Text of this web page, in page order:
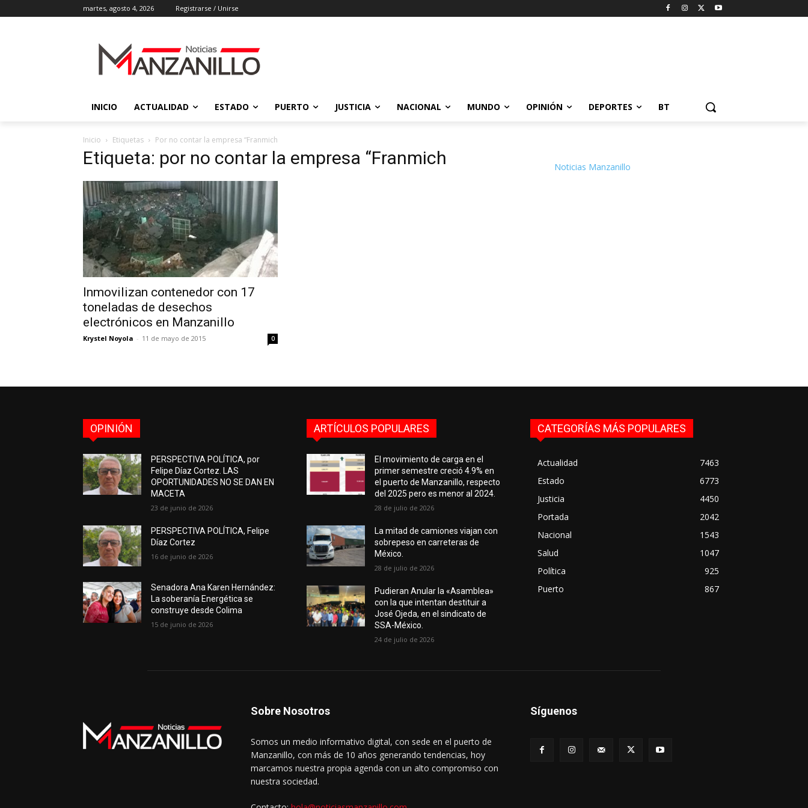
martes, agosto 4, 2026 Registrarse / Unirse
INICIO ACTUALIDAD ESTADO PUERTO JUSTICIA NACIONAL MUNDO OPINIÓN DEPORTES BT
Inicio Etiquetas Por no contar la empresa “Franmich
Etiqueta: por no contar la empresa “Franmich
Inmovilizan contenedor con 17
toneladas de desechos
electrónicos en Manzanillo
Krystel Noyola - 11 de mayo de 2015 0
Noticias Manzanillo
OPINIÓN
PERSPECTIVA POLÍTICA, por
Felipe Díaz Cortez. LAS
OPORTUNIDADES NO SE DAN EN
MACETA
23 de junio de 2026
PERSPECTIVA POLÍTICA, Felipe
Díaz Cortez
16 de junio de 2026
Senadora Ana Karen Hernández:
La soberanía Energética se
construye desde Colima
15 de junio de 2026
ARTÍCULOS POPULARES
El movimiento de carga en el
primer semestre creció 4.9% en
el puerto de Manzanillo, respecto
del 2025 pero es menor al 2024.
28 de julio de 2026
La mitad de camiones viajan con
sobrepeso en carreteras de
México.
28 de julio de 2026
Pudieran Anular la «Asamblea»
con la que intentan destituir a
José Ojeda, en el sindicato de
SSA-México.
24 de julio de 2026
CATEGORÍAS MÁS POPULARES
Actualidad
7463
Estado
6773
Justicia
4450
Portada
2042
Nacional
1543
Salud
1047
Política
925
Puerto
867
Sobre Nosotros
Somos un medio informativo digital, con sede en el puerto de
Manzanillo, con más de 10 años generando tendencias, hoy
marcamos nuestra propia agenda con un alto compromiso con
nuestra sociedad.
Síguenos